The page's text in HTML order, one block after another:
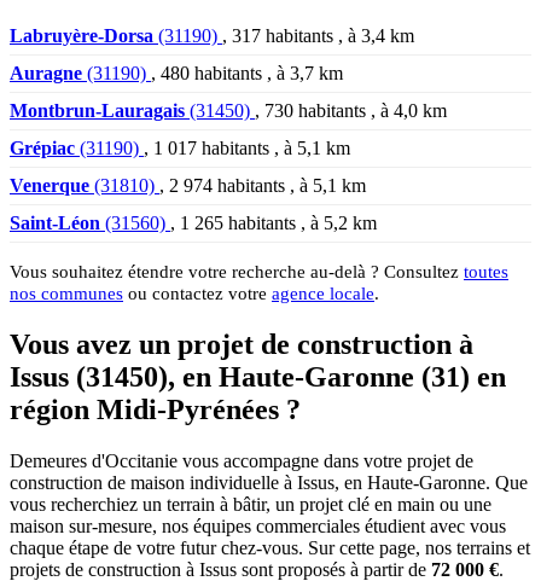
Labruyère-Dorsa (31190) , 317 habitants , à 3,4 km
Auragne (31190) , 480 habitants , à 3,7 km
Montbrun-Lauragais (31450) , 730 habitants , à 4,0 km
Grépiac (31190) , 1 017 habitants , à 5,1 km
Venerque (31810) , 2 974 habitants , à 5,1 km
Saint-Léon (31560) , 1 265 habitants , à 5,2 km
Vous souhaitez étendre votre recherche au-delà ? Consultez toutes
nos communes ou contactez votre agence locale.
Vous avez un projet de construction à
Issus (31450), en Haute-Garonne (31) en
région Midi-Pyrénées ?
Demeures d'Occitanie vous accompagne dans votre projet de
construction de maison individuelle à Issus, en Haute-Garonne. Que
vous recherchiez un terrain à bâtir, un projet clé en main ou une
maison sur-mesure, nos équipes commerciales étudient avec vous
chaque étape de votre futur chez-vous. Sur cette page, nos terrains et
projets de construction à Issus sont proposés à partir de 72 000 €.